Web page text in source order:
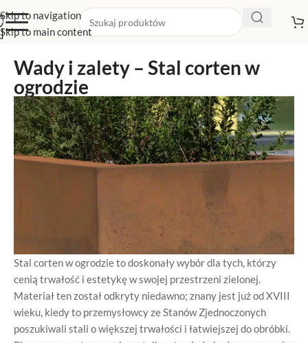
Skip to navigation
Skip to main content
Wady i zalety – Stal corten w
ogrodzie
Stal corten w ogrodzie to doskonały wybór dla tych, którzy
cenią trwałość i estetykę w swojej przestrzeni zielonej.
Materiał ten został odkryty niedawno; znany jest już od XVIII
wieku, kiedy to przemysłowcy ze Stanów Zjednoczonych
poszukiwali stali o większej trwałości i łatwiejszej do obróbki.